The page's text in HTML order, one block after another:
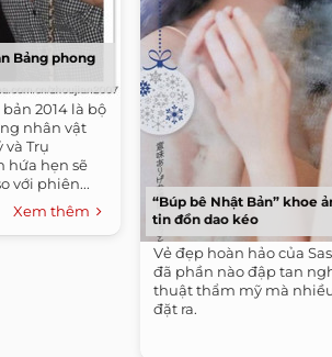
Bảng phong
2014 là bộ
nhân vật
Trụ
hứa hẹn sẽ
với phiên...
Xem thêm
“Búp bê Nhật Bản” khoe
tin đồn dao kéo
Vẻ đẹp hoàn hảo của
đã phần nào đập tan
thuật thẩm mỹ mà
đặt ra.